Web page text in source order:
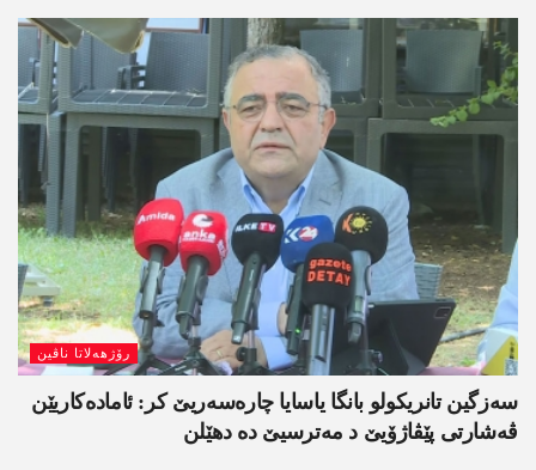
رۆژھەلاتا ناڤین
سەزگین تانریکولو بانگا یاسایا چارەسەریێ کر: ئامادەکاریێن
ڤەشارتی پێڤاژۆیێ د مەترسیێ دە دھێلن